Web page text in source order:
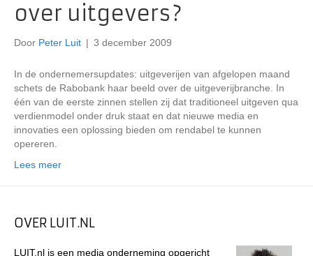
over uitgevers?
Door Peter Luit | 3 december 2009
In de ondernemersupdates: uitgeverijen van afgelopen maand
schets de Rabobank haar beeld over de uitgeverijbranche. In
één van de eerste zinnen stellen zij dat traditioneel uitgeven qua
verdienmodel onder druk staat en dat nieuwe media en
innovaties een oplossing bieden om rendabel te kunnen
opereren.
Lees meer
OVER LUIT.NL
LUIT.nl is een media onderneming opgericht